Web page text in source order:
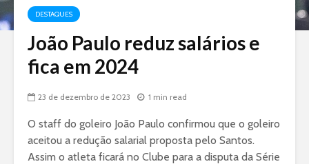
DESTAQUES
João Paulo reduz salários e
fica em 2024
23 de dezembro de 2023 1 min read
O staff do goleiro João Paulo confirmou que o goleiro
aceitou a redução salarial proposta pelo Santos.
Assim o atleta ficará no Clube para a disputa da Série